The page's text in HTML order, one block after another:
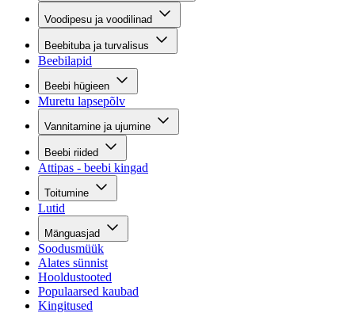
Voodipesu ja voodilinad
Beebituba ja turvalisus
Beebilapid
Beebi hügieen
Muretu lapsepõlv
Vannitamine ja ujumine
Beebi riided
Attipas - beebi kingad
Toitumine
Lutid
Mänguasjad
Soodusmüük
Alates sünnist
Hooldustooted
Populaarsed kaubad
Kingitused